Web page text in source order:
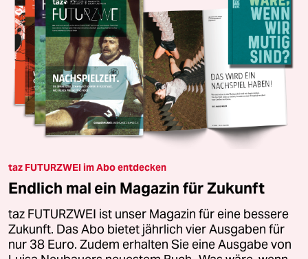
taz FUTURZWEI im Abo entdecken
Endlich mal ein Magazin für Zukunft
taz FUTURZWEI ist unser Magazin für eine bessere
Zukunft. Das Abo bietet jährlich vier Ausgaben für
nur 38 Euro. Zudem erhalten Sie eine Ausgabe von